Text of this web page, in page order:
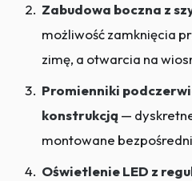
Zabudowa boczna z
możliwość zamknięcia
zimę, a otwarcia na
Promienniki
konstrukcją —
montowane
Oświetlenie LED z